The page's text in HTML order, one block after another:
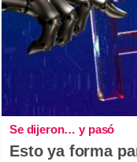
Se dijeron… y pasó
Esto ya forma